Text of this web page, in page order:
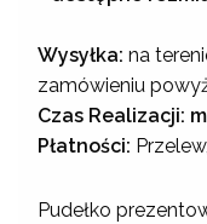
Wysyłka: na
zamówieniu
Czas Realizacji:
Płatności:
Pudełko